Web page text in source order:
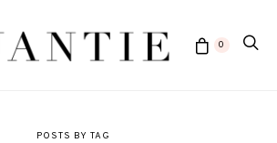
0
POSTS BY TAG